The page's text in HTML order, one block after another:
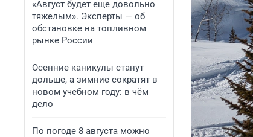
«Август будет еще довольно
тяжелым». Эксперты — об
обстановке на топливном
рынке России
Осенние каникулы станут
дольше, а зимние сократят в
новом учебном году: в чём
дело
По погоде 8 августа можно